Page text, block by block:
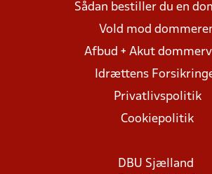
Sådan bestiller du en
Vold mod
Afbud + Akut
Idrættens
Privatlivspolitik
Cookiepolitik
DBU Sjælland